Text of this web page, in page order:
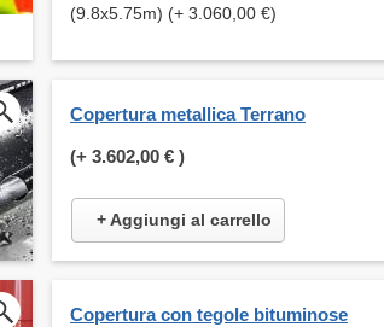
(9.8x5.75m) (+ 3.060,00 €)
Copertura metallica Terrano
(+ 3.602,00 € )
+ Aggiungi al carrello
Copertura con tegole bituminose